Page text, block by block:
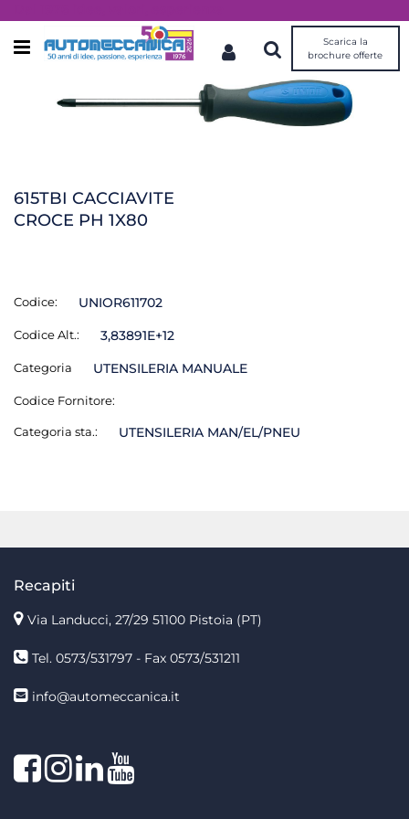
Open menu
Scarica la
brochure offerte
615TBI CACCIAVITE
CROCE PH 1X80
Codice: UNIOR611702
Codice Alt.: 3,83891E+12
Categoria UTENSILERIA MANUALE
Codice Fornitore:
Categoria sta.: UTENSILERIA MAN/EL/PNEU
Recapiti
Via Landucci, 27/29 51100 Pistoia (PT)
Tel. 0573/531797 - Fax 0573/531211
info@automeccanica.it
FacebookInstagram
linkedin